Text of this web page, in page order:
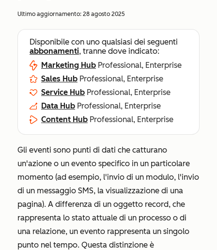
Ultimo aggiornamento: 28 agosto 2025
Disponibile con uno qualsiasi dei seguenti
abbonamenti, tranne dove indicato:
Marketing Hub Professional, Enterprise
Sales Hub Professional, Enterprise
Service Hub Professional, Enterprise
Data Hub Professional, Enterprise
Content Hub Professional, Enterprise
Gli eventi sono punti di dati che catturano
un'azione o un evento specifico in un particolare
momento (ad esempio, l'invio di un modulo, l'invio
di un messaggio SMS, la visualizzazione di una
pagina). A differenza di un oggetto record, che
rappresenta lo stato attuale di un processo o di
una relazione, un evento rappresenta un singolo
punto nel tempo. Questa distinzione è